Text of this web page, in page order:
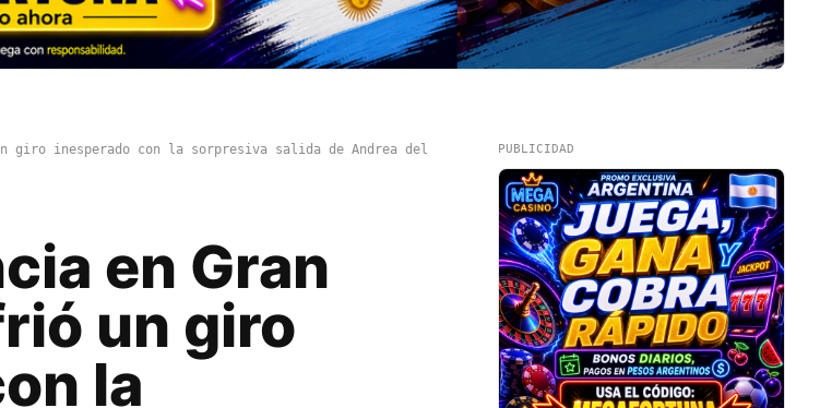
giro inesperado con la sorpresiva salida de Andrea del
en Gran
un giro
la
PUBLICIDAD